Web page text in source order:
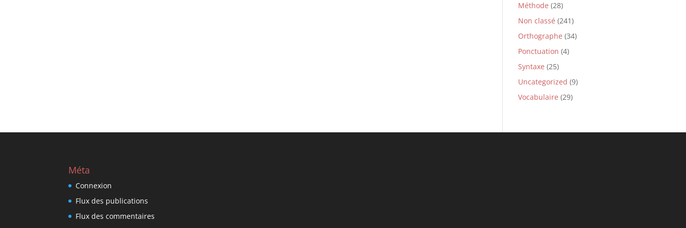
Méthode (28)
Non classé (241)
Orthographe (34)
Ponctuation (4)
Syntaxe (25)
Uncategorized (9)
Vocabulaire (29)
Méta
Connexion
Flux des publications
Flux des commentaires